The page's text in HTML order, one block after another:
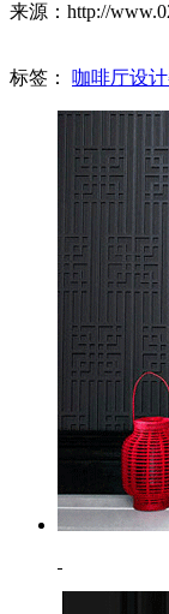
来源：http://
标签： 咖啡厅设计